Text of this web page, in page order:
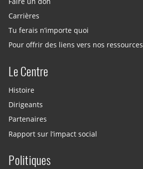
Carrières
Tu ferais n’importe quoi
Pour offrir des liens vers nos ressources
Le Centre
Histoire
Dirigeants
Partenaires
Rapport sur l’impact social
Politiques